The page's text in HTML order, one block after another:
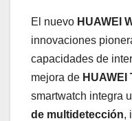
El nuevo HUAWEI
innovaciones
capacidades de
mejora de
smartwatch integra
de multidetección,